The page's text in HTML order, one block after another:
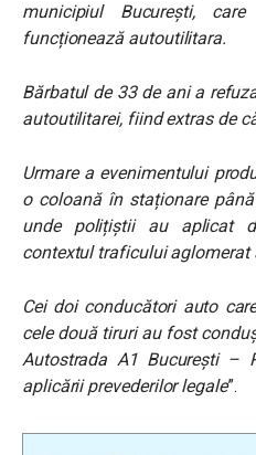
municipiul București,
funcționează autoutilitara.
Bărbatul de 33 de ani a
autoutilitarei, fiind extras de
Urmare a evenimentului
o coloană în staționare
unde polițiștii au aplicat
contextul traficului aglomerat
Cei doi conducători auto
cele două tiruri au fost
Autostrada A1 București –
aplicării prevederilor legale”.